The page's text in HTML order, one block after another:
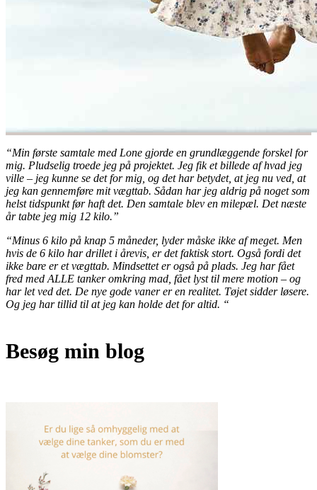
“Min første samtale med Lone gjorde en grundlæggende forskel for
mig. Pludselig troede jeg på projektet. Jeg fik et billede af hvad jeg
ville – jeg kunne se det for mig, og det har betydet, at jeg nu ved, at
jeg kan gennemføre mit vægttab. Sådan har jeg aldrig på noget som
helst tidspunkt før haft det. Den samtale blev en milepæl. Det næste
år tabte jeg mig 12 kilo.”
“Minus 6 kilo på knap 5 måneder, lyder måske ikke af meget. Men
hvis de 6 kilo har drillet i årevis, er det faktisk stort. Også fordi det
ikke bare er et vægttab. Mindsettet er også på plads. Jeg har fået
fred med ALLE tanker omkring mad, fået lyst til mere motion – og
har let ved det. De nye gode vaner er en realitet. Tøjet sidder løsere.
Og jeg har tillid til at jeg kan holde det for altid. “
Besøg min blog